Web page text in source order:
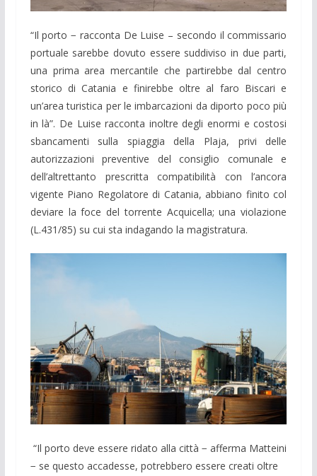
“Il porto − racconta De Luise – secondo il commissario
portuale sarebbe dovuto essere suddiviso in due parti,
una prima area mercantile che partirebbe dal centro
storico di Catania e finirebbe oltre al faro Biscari e
un’area turistica per le imbarcazioni da diporto poco più
in là”. De Luise racconta inoltre degli enormi e costosi
sbancamenti sulla spiaggia della Plaja, privi delle
autorizzazioni preventive del consiglio comunale e
dell’altrettanto prescritta compatibilità con l’ancora
vigente Piano Regolatore di Catania, abbiano finito col
deviare la foce del torrente Acquicella; una violazione
(L.431/85) su cui sta indagando la magistratura.
“Il porto deve essere ridato alla città − afferma Matteini
− se questo accadesse, potrebbero essere creati oltre